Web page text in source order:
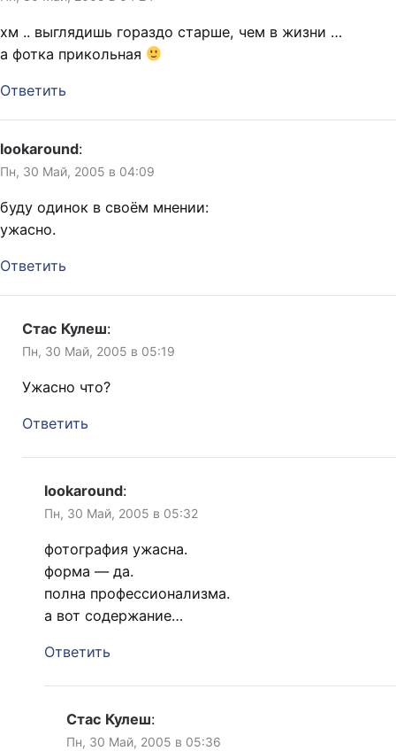
хм .. выглядишь гораздо старше, чем в жизни …
а фотка прикольная
Ответить
lookaround:
Пн, 30 Май, 2005 в 04:09
буду одинок в своём мнении:
ужасно.
Ответить
Стас Кулеш:
Пн, 30 Май, 2005 в 05:19
Ужасно что?
Ответить
lookaround:
Пн, 30 Май, 2005 в 05:32
фотография ужасна.
форма — да.
полна профессионализма.
а вот содержание…
Ответить
Стас Кулеш:
Пн, 30 Май, 2005 в 05:36